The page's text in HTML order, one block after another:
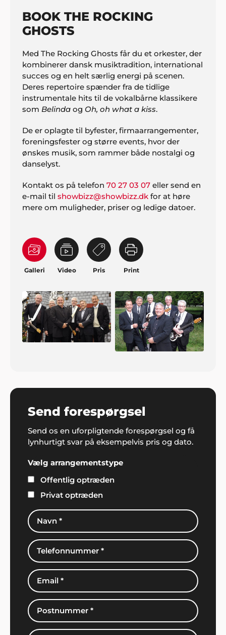
BOOK THE ROCKING
GHOSTS
Med The Rocking Ghosts får du et orkester, der
kombinerer dansk musiktradition, international
succes og en helt særlig energi på scenen.
Deres repertoire spænder fra de tidlige
instrumentale hits til de vokalbårne klassikere
som Belinda og Oh, oh what a kiss.
De er oplagte til byfester, firmaarrangementer,
foreningsfester og større events, hvor der
ønskes musik, som rammer både nostalgi og
danselyst.
Kontakt os på telefon 70 27 03 07 eller send en
e-mail til showbizz@showbizz.dk for at høre
mere om muligheder, priser og ledige datoer.
Galleri Video Pris Print
Send forespørgsel
Send os en uforpligtende forespørgsel og få
lynhurtigt svar på eksempelvis pris og dato.
Vælg arrangementstype
Offentlig optræden
Privat optræden